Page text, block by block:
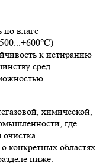
по влаге
к истиранию
сред
химической,
где
очистка
конкретных областях
ниже.